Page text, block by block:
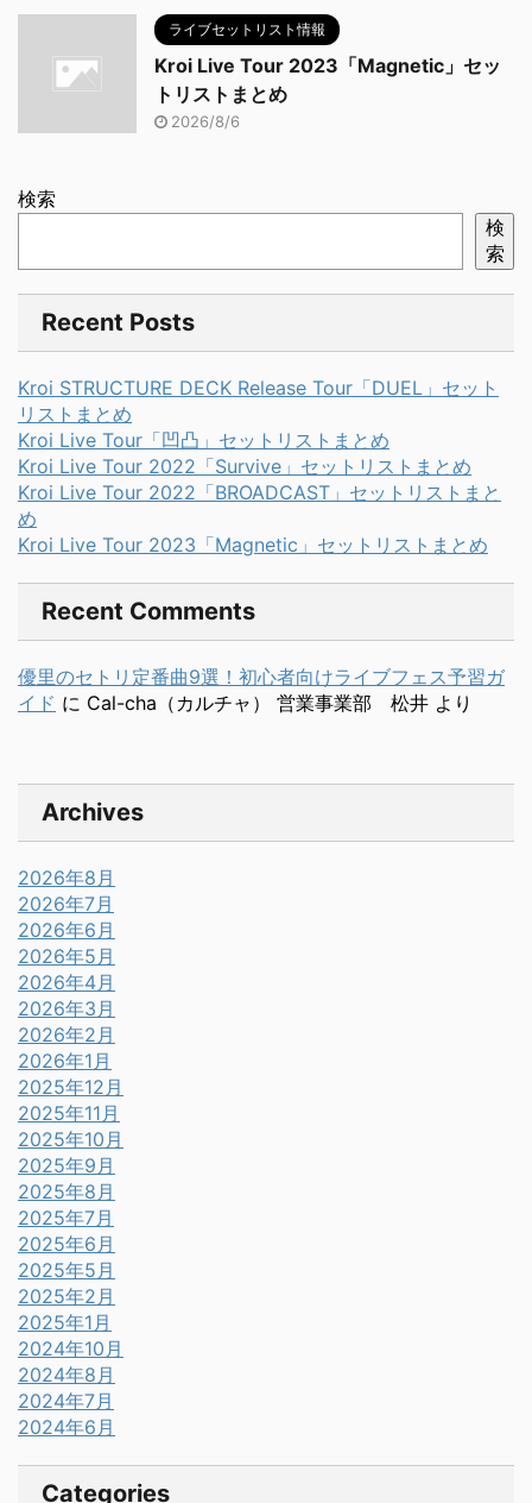
ライブセットリスト情報
Kroi Live Tour 2023「Magnetic」セッ
トリストまとめ
2026/8/6
検索
検
索
Recent Posts
Kroi STRUCTURE DECK Release Tour「DUEL」セット
リストまとめ
Kroi Live Tour「凹凸」セットリストまとめ
Kroi Live Tour 2022「Survive」セットリストまとめ
Kroi Live Tour 2022「BROADCAST」セットリストまと
め
Kroi Live Tour 2023「Magnetic」セットリストまとめ
Recent Comments
優里のセトリ定番曲9選！初心者向けライブフェス予習ガ
イド に Cal-cha（カルチャ） 営業事業部 松井 より
Archives
2026年8月
2026年7月
2026年6月
2026年5月
2026年4月
2026年3月
2026年2月
2026年1月
2025年12月
2025年11月
2025年10月
2025年9月
2025年8月
2025年7月
2025年6月
2025年5月
2025年2月
2025年1月
2024年10月
2024年8月
2024年7月
2024年6月
Categories